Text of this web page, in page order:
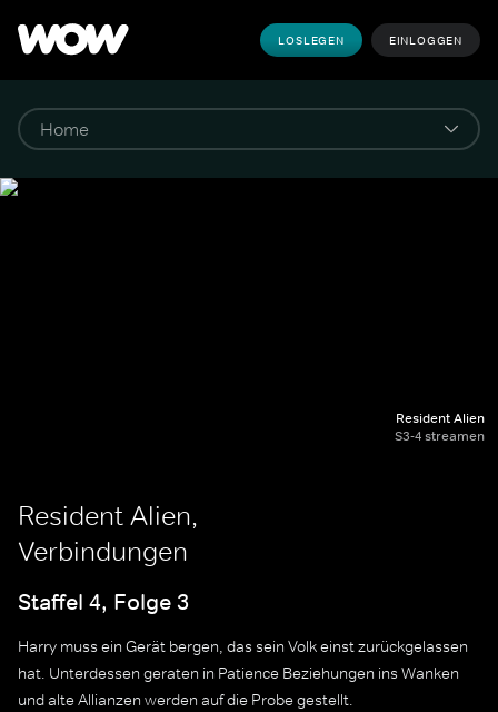
LOSLEGEN EINLOGGEN
Resident Alien
S3-4 streamen
Resident Alien,
Verbindungen
Staffel 4, Folge 3
Harry muss ein Gerät bergen, das sein Volk einst zurückgelassen
hat. Unterdessen geraten in Patience Beziehungen ins Wanken
und alte Allianzen werden auf die Probe gestellt.